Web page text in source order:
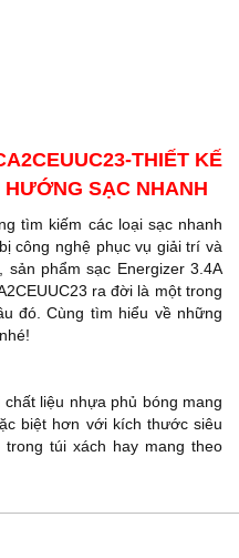
THIẾT KẾ
SẠC NHANH
tìm kiếm các loại sạc nhanh
công nghệ phục vụ giải trí và
phẩm sạc Energizer 3.4A
ra đời là một trong
đó. Cùng tìm hiểu về những
chất liệu nhựa phủ bóng mang
biệt hơn với kích thước siêu
túi xách hay mang theo